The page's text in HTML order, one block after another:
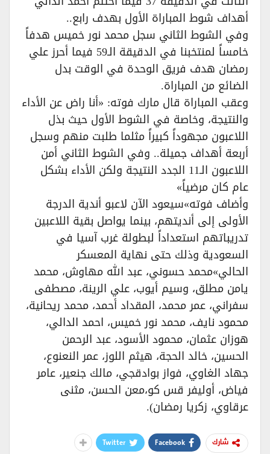
أهداف شوط المباراة الأول بهدف رابع..
وفي الشوط الثاني سجل محمد نور خميس هدفاً
خامساً لمنتخبنا في الدقيقة الـ59 فيما أحرز علي
رمضان هدف فريق الوحدة في الوقت بدل
الضائع من المباراة.
وعقب المباراة قال مارك فوته: «أنا راض عن الأداء
والنتيجة، وخاصة في الشوط الأول حيث بذل
اللاعبون مجهوداً كبيراً مثلما طلبت منهم وسجل
أربعة أهداف جميلة.. وفي الشوط الثاني أمن
اللاعبون الـ11 الجدد النتيجة ولكن الأداء بشكل
عام كان مرضياً»
وأضاف فوته»سيعود الآن لاعبو أندية الدرجة
الأولى إلى أنديتهم، بينما يواصل بقية اللاعبين
تدريباتهم استعداداً لبطولة غرب آسيا في
السعودية وذلك حتى نهاية المعسكر
الحالي»محمد حسوني، عبد الله مهاوش، محمد
يامن مطلق، وسيم أيوب، علي الرينة، مصطفى
سفراني، عمر محمد، المقداد أحمد، محمد ريحانية،
محمود نايف، محمد نور خميس، احمد الدالي،
هوزان عثمان، محمود الأسود، عبد الرحمن
الحسين، خالد الحجة، هيثم اللوز، عمر النعنوع،
جهاد الغاوي، فواز بوادقجي، مالك جنعير، عامر
فياض، أوليفر قس كو،معن الحسن، مثنى
عرقاوي، زكريا رمضان).
شارك Facebook
Twitter